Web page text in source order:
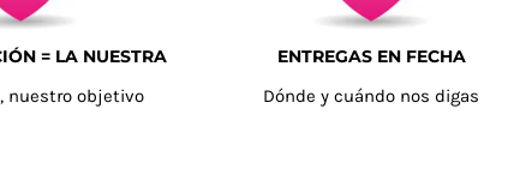
= LA NUESTRA
nuestro objetivo
ENTREGAS EN FECHA
Dónde y cuándo nos digas